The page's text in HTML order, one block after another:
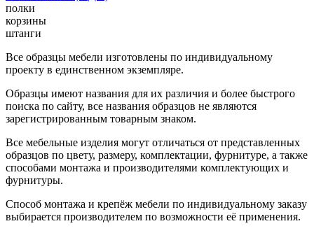
полки
корзины
штанги
Все образцы мебели изготовлены по индивидуальному
проекту в единственном экземпляре.
Образцы имеют названия для их различия и более быстрого
поиска по сайту, все названия образцов не являются
зарегистрированным товарным знаком.
Все мебельные изделия могут отличаться от представленных
образцов по цвету, размеру, комплектации, фурнитуре, а также
способами монтажа и производителями комплектующих и
фурнитуры.
Способ монтажа и крепёж мебели по индивидуальному заказу
выбирается производителем по возможности её применения.